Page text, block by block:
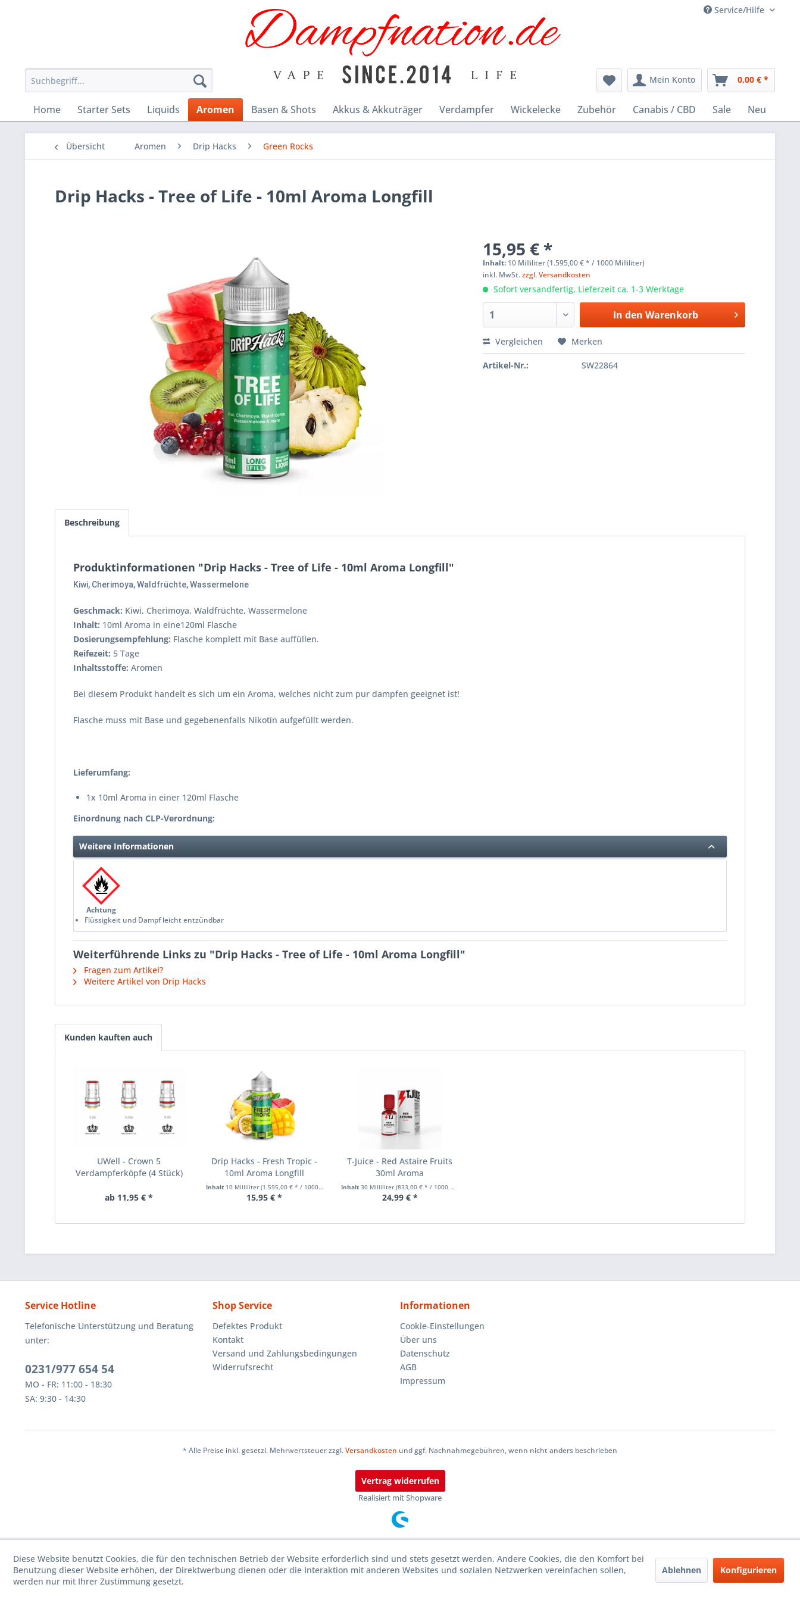
Service/Hilfe
Mein Konto 0,00 € *
Home Starter Sets Liquids Aromen Basen & Shots Akkus & Akkuträger Verdampfer Wickelecke Zubehör Canabis / CBD Sale Neu
Übersicht Aromen Drip Hacks Green Rocks
Drip Hacks - Tree of Life - 10ml Aroma Longfill
15,95 € *
Inhalt: 10 Milliliter (1.595,00 € * / 1000 Milliliter)
inkl. MwSt.zzgl. Versandkosten
Sofort versandfertig, Lieferzeit ca. 1-3 Werktage
In den Warenkorb
Vergleichen Merken
Artikel-Nr.: SW22864
Beschreibung
Produktinformationen "Drip Hacks - Tree of Life - 10ml Aroma Longfill"
Kiwi, Cherimoya, Waldfrüchte, Wassermelone
Geschmack: Kiwi, Cherimoya, Waldfrüchte, Wassermelone
Inhalt: 10ml Aroma in eine120ml Flasche
Dosierungsempfehlung: Flasche komplett mit Base auffüllen.
Reifezeit: 5 Tage
Inhaltsstoffe: Aromen
Bei diesem Produkt handelt es sich um ein Aroma, welches nicht zum pur dampfen geeignet ist!
Flasche muss mit Base und gegebenenfalls Nikotin aufgefüllt werden.
Lieferumfang:
1x 10ml Aroma in einer 120ml Flasche
Einordnung nach CLP-Verordnung:
Weitere Informationen
Achtung
Flüssigkeit und Dampf leicht entzündbar
Weiterführende Links zu "Drip Hacks - Tree of Life - 10ml Aroma Longfill"
Fragen zum Artikel?
Weitere Artikel von Drip Hacks
Kunden kauften auch
UWell - Crown 5
Verdampferköpfe (4 Stück)
ab 11,95 € *
Drip Hacks - Fresh Tropic -
10ml Aroma Longfill
Inhalt 10 Milliliter (1.595,00 € * / 1000 Milliliter)
15,95 € *
T-Juice - Red Astaire Fruits
30ml Aroma
Inhalt30 Milliliter(833,00 € * / 1000 Milliliter)
24,99 € *
Service Hotline
Telefonische Unterstützung und Beratung
unter:
0231/977 654 54
MO - FR: 11:00 - 18:30
SA: 9:30 - 14:30
Shop Service
Defektes Produkt
Kontakt
Versand und Zahlungsbedingungen
Widerrufsrecht
Informationen
Cookie-Einstellungen
Über uns
Datenschutz
AGB
Impressum
* Alle Preise inkl. gesetzl. Mehrwertsteuer zzgl.Versandkosten und ggf. Nachnahmegebühren, wenn nicht anders beschrieben
Vertrag widerrufen
Realisiert mit Shopware
Diese Website benutzt Cookies, die für den technischen Betrieb der Website erforderlich sind und stets gesetzt werden. Andere Cookies, die den Komfort bei
Benutzung dieser Website erhöhen, der Direktwerbung dienen oder die Interaktion mit anderen Websites und sozialen Netzwerken vereinfachen sollen,
werden nur mit Ihrer Zustimmung gesetzt.
Ablehnen Konfigurieren